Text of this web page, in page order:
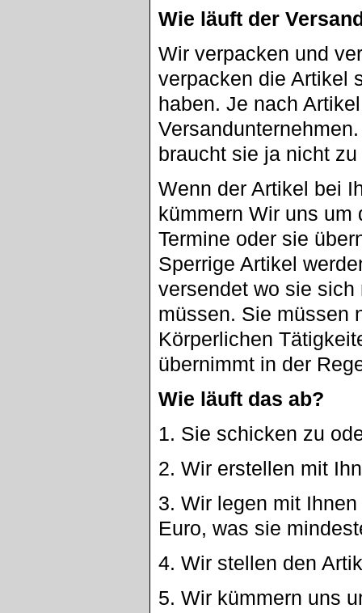
Wie läuft der
Wir verpacken und
verpacken die Artikel
haben. Je nach
braucht sie ja nicht
Wenn der Artikel bei
kümmern Wir uns um
Termine oder sie
Sperrige Artikel
versendet wo sie
müssen. Sie müssen
Körperlichen
übernimmt in der
Wie läuft das ab?
1. Sie schicken zu
2. Wir erstellen mit
3. Wir legen mit
Euro, was sie
4. Wir stellen den
5. Wir kümmern uns